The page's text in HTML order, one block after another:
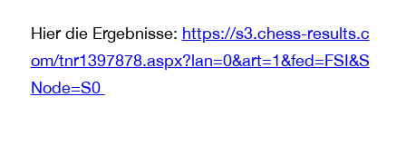
Hier die Ergebnisse: https://s3.chess-results.c
om/tnr1397878.aspx?lan=0&art=1&fed=FSI&S
Node=S0